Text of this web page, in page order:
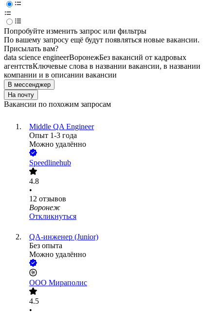
Попробуйте изменить запрос или фильтры
По вашему запросу ещё будут появляться новые вакансии.
Присылать вам?
data science engineerВоронежБез вакансий от кадровых
агентствКлючевые слова в названии вакансии, в названии
компании и в описании вакансии
В мессенджер
На почту
Вакансии по похожим запросам
Middle QA Engineer
Опыт 1-3 года
Можно удалённо
Speedlinehub
4.8
•
12 отзывов
Воронеж
Откликнуться
QA-инженер (Junior)
Без опыта
Можно удалённо
ООО Мираполис
4.5
•